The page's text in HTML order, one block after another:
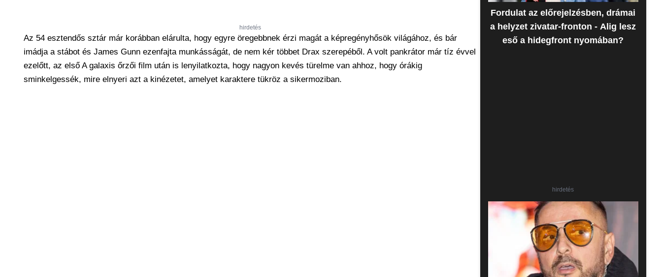
hirdetés
Az 54 esztendős sztár már korábban elárulta, hogy egyre öregebbnek érzi magát a képregényhősök világához, és bár
imádja a stábot és James Gunn ezenfajta munkásságát, de nem kér többet Drax szerepéből. A volt pankrátor már tíz évvel
ezelőtt, az első A galaxis őrzői film után is lenyilatkozta, hogy nagyon kevés türelme van ahhoz, hogy órákig
sminkelgessék, mire elnyeri azt a kinézetet, amelyet karaktere tükröz a sikermoziban.
Fordulat az előrejelzésben, drámai
a helyzet zivatar-fronton - Alig lesz
eső a hidegfront nyomában?
hirdetés